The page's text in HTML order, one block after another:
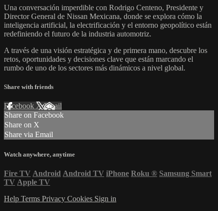
Una conversación imperdible con Rodrigo Centeno, Presidente y
Director General de Nissan Mexicana, donde se explora cómo la
inteligencia artificial, la electrificación y el entorno geopolítico están
redefiniendo el futuro de la industria automotriz.
A través de una visión estratégica y de primera mano, descubre los
retos, oportunidades y decisiones clave que están marcando el
rumbo de uno de los sectores más dinámicos a nivel global.
Share with friends
Facebook XEmail
Share on Facebook
Share on X
Share via Email
Watch anywhere, anytime
Fire TV Android Android TV iPhone Roku ® Samsung Smart
TV Apple TV
Help Terms Privacy Cookies Sign in